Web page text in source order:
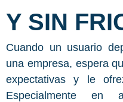
Y SIN
Cuando un usuario
una empresa, espera
expectativas y le
Especialmente en